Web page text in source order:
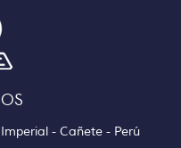
- Cañete - Perú